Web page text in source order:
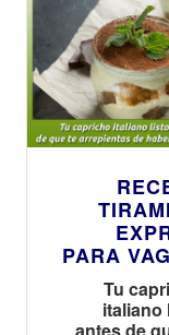
PARA
Tu
italiano
antes de